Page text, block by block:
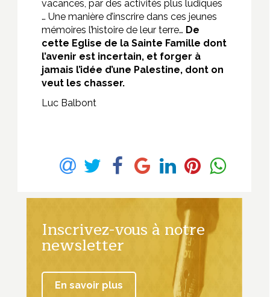
vacances, par des activités plus ludiques
… Une manière d’inscrire dans ces jeunes
mémoires l’histoire de leur terre… De
cette Eglise de la Sainte Famille dont
l’avenir est incertain, et forger à
jamais l’idée d’une Palestine, dont on
veut les chasser.
Luc Balbont
Inscrivez-vous à notre
newsletter
En savoir plus